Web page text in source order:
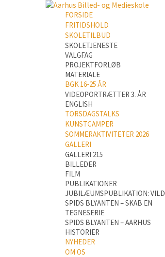
FORSIDE
FRITIDSHOLD
SKOLETILBUD
SKOLETJENESTE
VALGFAG
PROJEKTFORLØB
MATERIALE
BGK 16-25 ÅR
VIDEOPORTRÆTTER 3. ÅR
ENGLISH
TORSDAGSTALKS
KUNSTCAMPER
SOMMERAKTIVITETER 2026
GALLERI
GALLERI 215
BILLEDER
FILM
PUBLIKATIONER
JUBILÆUMSPUBLIKATION: VILD
SPIDS BLYANTEN – SKAB EN
TEGNESERIE
SPIDS BLYANTEN – AARHUS
HISTORIER
NYHEDER
OM OS